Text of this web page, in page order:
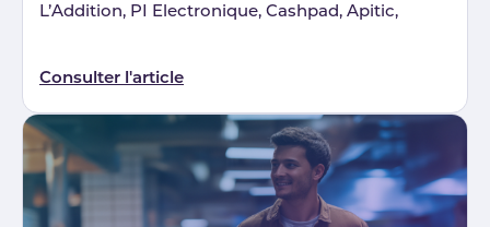
L’Addition, PI Electronique, Cashpad, Apitic,
Consulter l'article